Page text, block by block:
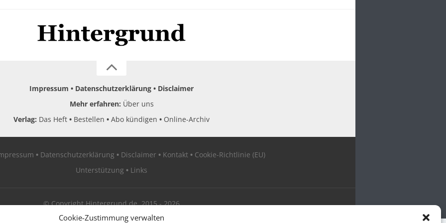
Cookie-Zustimmung verwalten
Impressum Datenschutzerklärung
Disclaimer
Mehr erfahren: Über uns
Verlag: Das Heft Bestellen Abo kündigen Online-Archiv
Datenschutzerklärung Disclaimer Kontakt
Cookie-Richtlinie (EU)
Unterstützung
Links
© Copyright Hintergrund.de, 2015 - 2026